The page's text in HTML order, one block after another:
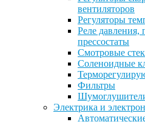
вентиляторов
Регуляторы
Реле давления,
прессостаты
Смотровые
Соленоидные
Фильтры
Электрика и